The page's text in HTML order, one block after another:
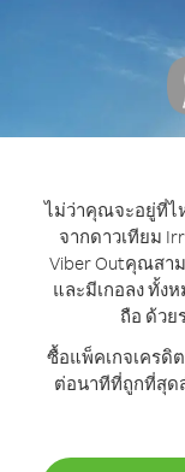
ไม่ว่าคุณจะอยู่ที่ไ
จากดาวเทียม
Viber Outคุณสาม
และมีเกอลง ทั้ง
ถือ ด้วย
ซื้อแพ็คเกจเครดิ
ต่อนาทีที่ถูกที่สุด